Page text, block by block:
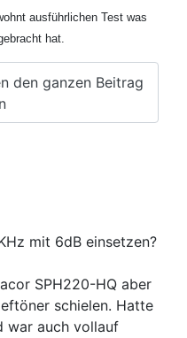
ausführlichen Test was
hat.
den ganzen Beitrag
mit 6dB einsetzen?
SPH220-HQ aber
schielen. Hatte
war auch vollauf